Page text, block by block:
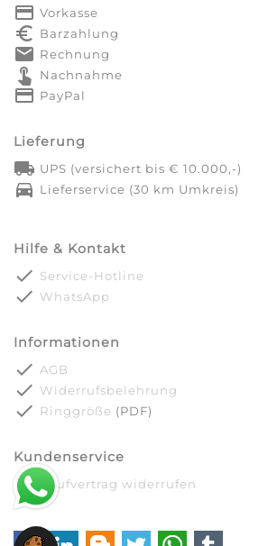
payment Vorkasse
euro_symbol Barzahlung
markunread Rechnung
touch_app Nachnahme
credit_card PayPal
Lieferung
local_shipping UPS (versichert bis € 10.000,-)
directions_car Lieferservice (30 km Umkreis)
Hilfe & Kontakt
done Service-Hotline
done WhatsApp
Informationen
done AGB
done Widerrufsbelehrung
done Ringgröße (PDF)
Kundenservice
done Kaufvertrag widerrufen